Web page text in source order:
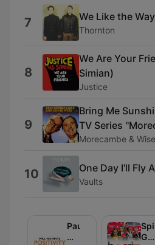
7 We Like the
Thornton
8
We Are Your
Simian)
Justice
9
Bring Me
TV Series
Morecambe & Wise
10 One Day I'll Fly
Vaults
Paul
McKenna's